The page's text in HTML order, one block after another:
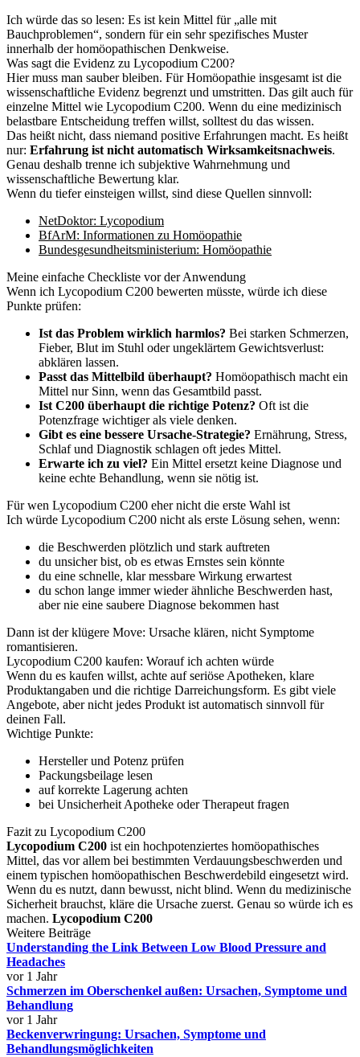
Ich würde das so lesen: Es ist kein Mittel für „alle mit
Bauchproblemen“, sondern für ein sehr spezifisches Muster
innerhalb der homöopathischen Denkweise.
Was sagt die Evidenz zu Lycopodium C200?
Hier muss man sauber bleiben. Für Homöopathie insgesamt ist die
wissenschaftliche Evidenz begrenzt und umstritten. Das gilt auch für
einzelne Mittel wie Lycopodium C200. Wenn du eine medizinisch
belastbare Entscheidung treffen willst, solltest du das wissen.
Das heißt nicht, dass niemand positive Erfahrungen macht. Es heißt
nur: Erfahrung ist nicht automatisch Wirksamkeitsnachweis.
Genau deshalb trenne ich subjektive Wahrnehmung und
wissenschaftliche Bewertung klar.
Wenn du tiefer einsteigen willst, sind diese Quellen sinnvoll:
NetDoktor: Lycopodium
BfArM: Informationen zu Homöopathie
Bundesgesundheitsministerium: Homöopathie
Meine einfache Checkliste vor der Anwendung
Wenn ich Lycopodium C200 bewerten müsste, würde ich diese
Punkte prüfen:
Ist das Problem wirklich harmlos? Bei starken Schmerzen,
Fieber, Blut im Stuhl oder ungeklärtem Gewichtsverlust:
abklären lassen.
Passt das Mittelbild überhaupt? Homöopathisch macht ein
Mittel nur Sinn, wenn das Gesamtbild passt.
Ist C200 überhaupt die richtige Potenz? Oft ist die
Potenzfrage wichtiger als viele denken.
Gibt es eine bessere Ursache-Strategie? Ernährung, Stress,
Schlaf und Diagnostik schlagen oft jedes Mittel.
Erwarte ich zu viel? Ein Mittel ersetzt keine Diagnose und
keine echte Behandlung, wenn sie nötig ist.
Für wen Lycopodium C200 eher nicht die erste Wahl ist
Ich würde Lycopodium C200 nicht als erste Lösung sehen, wenn:
die Beschwerden plötzlich und stark auftreten
du unsicher bist, ob es etwas Ernstes sein könnte
du eine schnelle, klar messbare Wirkung erwartest
du schon lange immer wieder ähnliche Beschwerden hast,
aber nie eine saubere Diagnose bekommen hast
Dann ist der klügere Move: Ursache klären, nicht Symptome
romantisieren.
Lycopodium C200 kaufen: Worauf ich achten würde
Wenn du es kaufen willst, achte auf seriöse Apotheken, klare
Produktangaben und die richtige Darreichungsform. Es gibt viele
Angebote, aber nicht jedes Produkt ist automatisch sinnvoll für
deinen Fall.
Wichtige Punkte:
Hersteller und Potenz prüfen
Packungsbeilage lesen
auf korrekte Lagerung achten
bei Unsicherheit Apotheke oder Therapeut fragen
Fazit zu Lycopodium C200
Lycopodium C200 ist ein hochpotenziertes homöopathisches
Mittel, das vor allem bei bestimmten Verdauungsbeschwerden und
einem typischen homöopathischen Beschwerdebild eingesetzt wird.
Wenn du es nutzt, dann bewusst, nicht blind. Wenn du medizinische
Sicherheit brauchst, kläre die Ursache zuerst. Genau so würde ich es
machen. Lycopodium C200
Weitere Beiträge
Understanding the Link Between Low Blood Pressure and
Headaches
vor 1 Jahr
Schmerzen im Oberschenkel außen: Ursachen, Symptome und
Behandlung
vor 1 Jahr
Beckenverwringung: Ursachen, Symptome und
Behandlungsmöglichkeiten